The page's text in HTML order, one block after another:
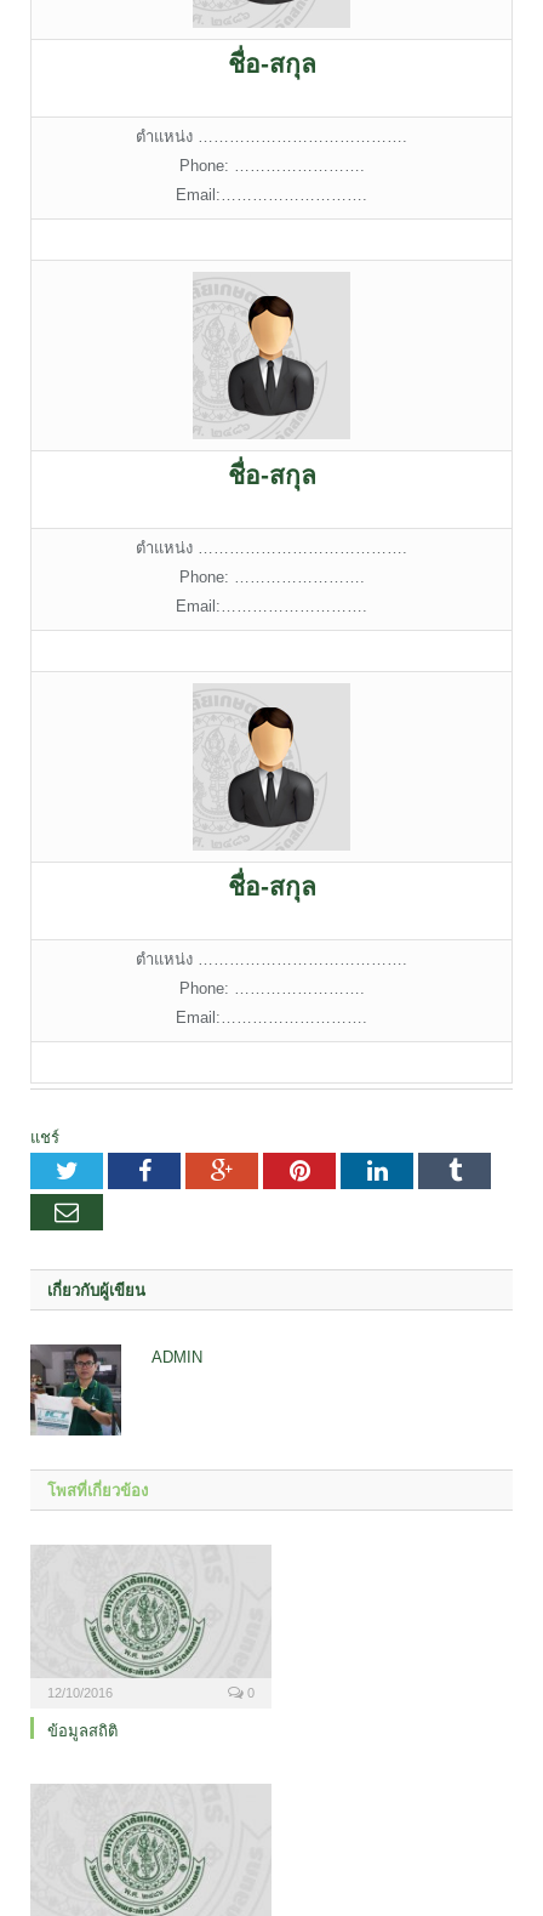
ชื่อ-สกุล
ตำแหน่ง ………………………………….
Phone: …………………….
Email:……………………….
ชื่อ-สกุล
ตำแหน่ง ………………………………….
Phone: …………………….
Email:……………………….
ชื่อ-สกุล
ตำแหน่ง ………………………………….
Phone: …………………….
Email:……………………….
แชร์
TwitterFacebookGoogle+PinterestLinkedInTumblr
อีเมล
เกี่ยวกับผู้เขียน
ADMIN
โพสที่เกี่ยวข้อง
12/10/2016 0
ข้อมูลสถิติ